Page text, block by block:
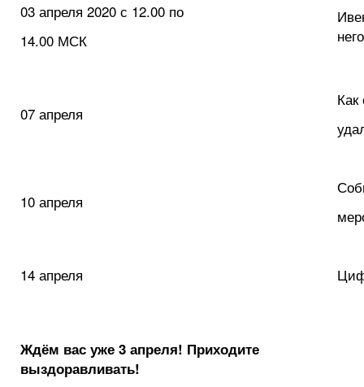
03 апреля 2020 с 12.00 по
14.00 МСК
него
07 апреля
Как
10 апреля
14 апреля
Ждём вас уже 3 апреля! Приходите
выздоравливать!